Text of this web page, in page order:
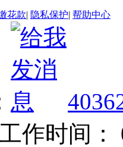
花款| 隐私保护| 帮助中心
作时间：